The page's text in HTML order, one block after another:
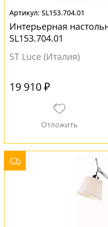
SL153.704.01
Интерьерная
SL153.704.01
ST Luce (Италия)
19 910 ₽